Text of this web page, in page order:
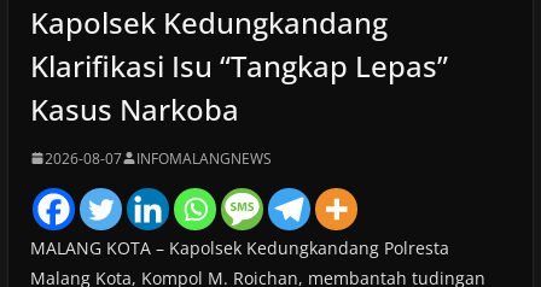
Kapolsek Kedungkandang
Klarifikasi Isu “Tangkap Lepas”
Kasus Narkoba
2026-08-07 INFOMALANGNEWS
MALANG KOTA – Kapolsek Kedungkandang Polresta
Malang Kota, Kompol M. Roichan, membantah tudingan